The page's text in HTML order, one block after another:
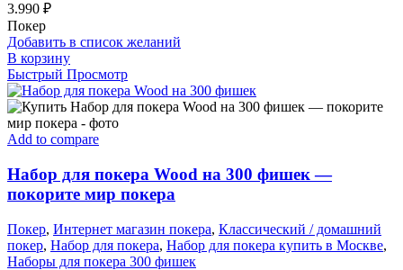
3.990 ₽
Покер
Добавить в список желаний
В корзину
Быстрый Просмотр
Add to compare
Набор для покера Wood на 300 фишек —
покорите мир покера
Покер, Интернет магазин покера, Классический / домашний
покер, Набор для покера, Набор для покера купить в Москве,
Наборы для покера 300 фишек